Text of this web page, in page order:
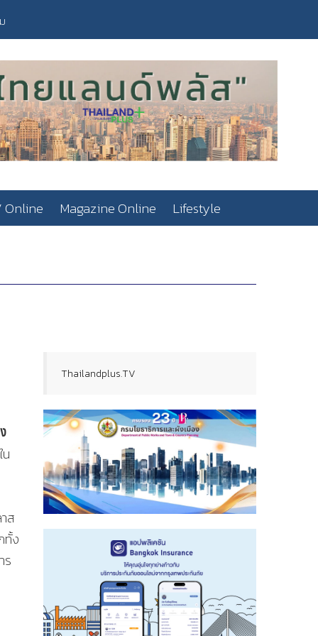
Online Magazine Online Lifestyle
ส
ทั้ง
ร
Thailandplus.TV